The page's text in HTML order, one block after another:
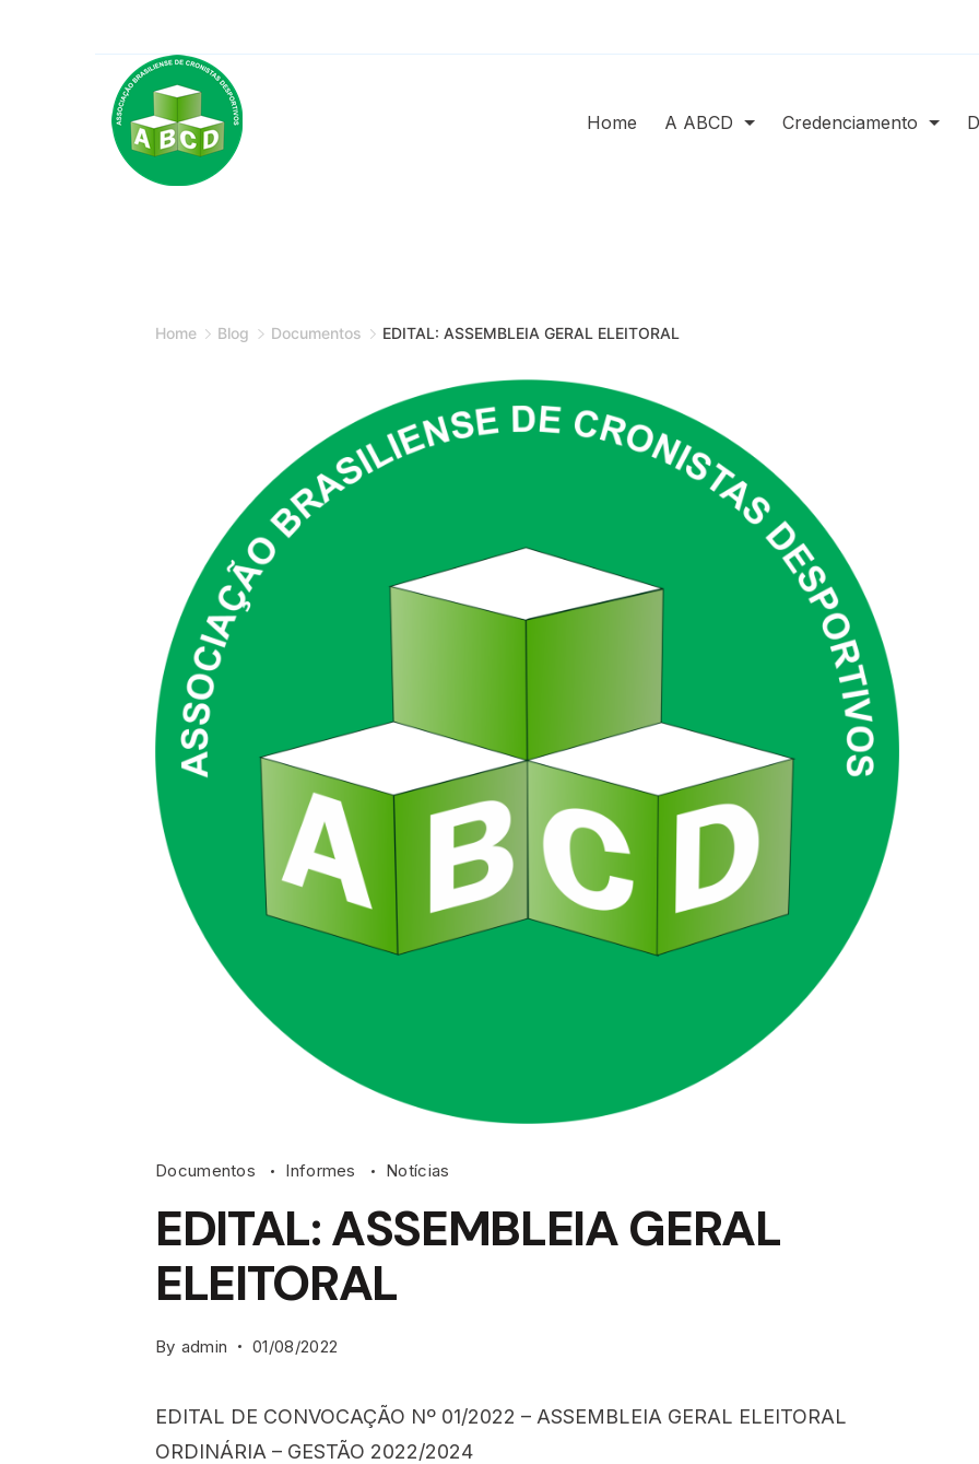
Home A ABCD Credenciamento
Home Blog Documentos EDITAL: ASSEMBLEIA GERAL ELEITORAL
Documentos Informes Notícias
EDITAL: ASSEMBLEIA GERAL
ELEITORAL
By admin 01/08/2022
EDITAL DE CONVOCAÇÃO Nº 01/2022 – ASSEMBLEIA GERAL ELEITORAL
ORDINÁRIA – GESTÃO 2022/2024